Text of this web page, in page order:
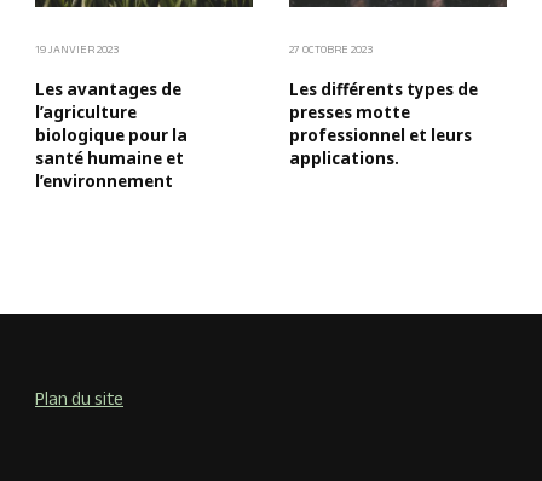
19 JANVIER 2023
Les avantages de
l’agriculture
biologique pour la
santé humaine et
l’environnement
27 OCTOBRE 2023
Les différents types de
presses motte
professionnel et leurs
applications.
Plan du site